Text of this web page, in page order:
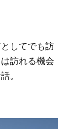
してでも訪
訪れる機会
。